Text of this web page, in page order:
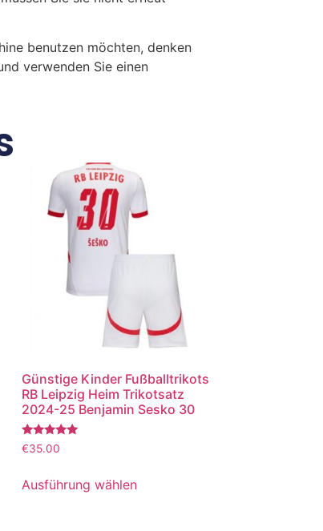
benutzen möchten, denken
verwenden Sie einen
Günstige Kinder Fußballtrikots
RB Leipzig Heim Trikotsatz
2024-25 Benjamin Sesko 30
Bewertet
mit
von 5
€35.00
Ausführung wählen